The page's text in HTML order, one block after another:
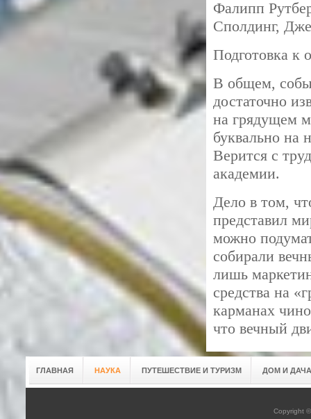
Фалипп
Сполдинг,
Подготовка к
В общем,
достаточно
на грядущем
буквально на
Верится с
академии.
Дело в том,
представил
можно
собирали
лишь
средства на
карманах
что вечный
ГЛАВНАЯ НАУКА ПУТЕШЕСТВИЕ И ТУРИЗМ ДОМ И ДАЧА
Copyright